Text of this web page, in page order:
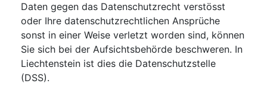
Daten gegen das Datenschutzrecht verstösst
oder Ihre datenschutzrechtlichen Ansprüche
sonst in einer Weise verletzt worden sind, können
Sie sich bei der Aufsichtsbehörde beschweren. In
Liechtenstein ist dies die Datenschutzstelle
(DSS).